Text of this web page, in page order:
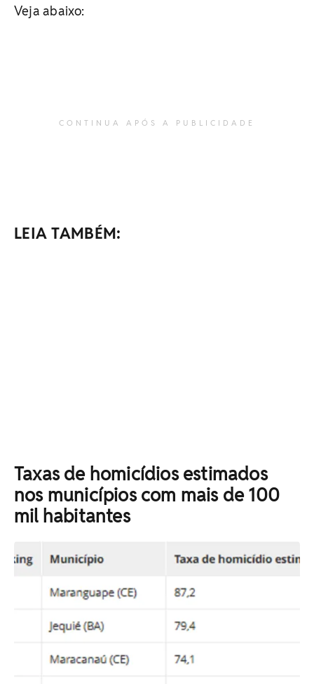
Veja abaixo:
CONTINUA APÓS A PUBLICIDADE
LEIA TAMBÉM:
Taxas de homicídios estimados
nos municípios com mais de 100
mil habitantes